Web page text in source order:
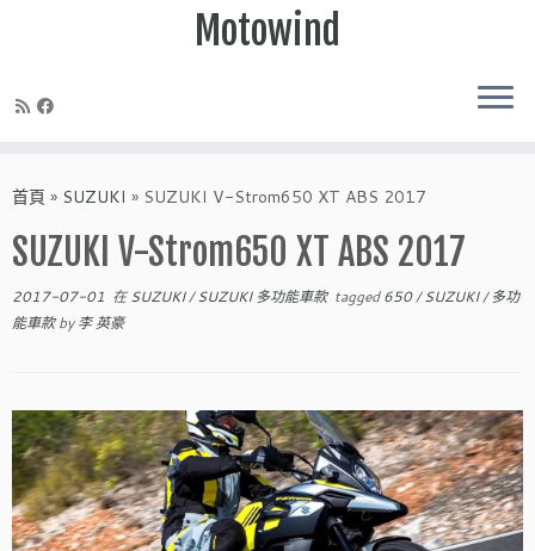
to
Motowind
首頁 » SUZUKI » SUZUKI V-Strom650 XT ABS 2017
SUZUKI V-Strom650 XT ABS 2017
2017-07-01 在SUZUKI/SUZUKI 多功能車款 tagged650/SUZUKI/多功
能車款by李 英豪